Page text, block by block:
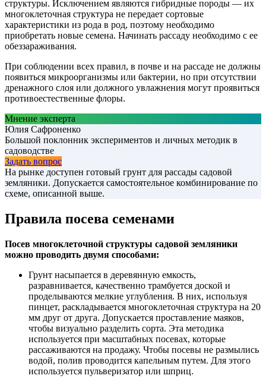
структуры. Исключением являются гибридные породы — их
многоклеточная структура не передает сортовые
характеристики из рода в род, поэтому необходимо
приобретать новые семена. Начинать рассаду необходимо с ее
обеззараживания.
При соблюдении всех правил, в почве и на рассаде не должны
появиться микроорганизмы или бактерии, но при отсутствии
дренажного слоя или должного увлажнения могут проявиться
противоестественные флоры.
Мнение эксперта
Юлия Сафроненко
Большой поклонник экспериментов и личных методик в
садоводстве
Задать вопрос
На рынке доступен готовый грунт для рассады садовой
земляники. Допускается самостоятельное комбинирование по
схеме, описанной выше.
Правила посева семенами
Посев многоклеточной структуры садовой земляники
можно проводить двумя способами:
Грунт насыпается в деревянную емкость,
разравнивается, качественно трамбуется доской и
проделываются мелкие углубления. В них, используя
пинцет, раскладывается многоклеточная структура на 20
мм друг от друга. Допускается проставление маяков,
чтобы визуально разделить сорта. Эта методика
используется при масштабных посевах, которые
рассаживаются на продажу. Чтобы посевы не размылись
водой, полив проводится капельным путем. Для этого
используется пульверизатор или шприц.